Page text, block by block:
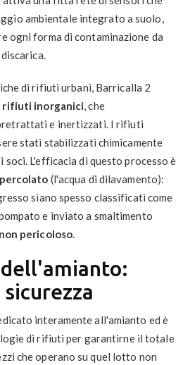
ambientale integrato a suolo,
ogni forma di contaminazione da
di rifiuti urbani, Barricalla 2
rifiuti inorganici, che
e inertizzati. I rifiuti
stati stabilizzati chimicamente
L'efficacia di questo processo è
percolato (l'acqua di dilavamento):
siano spesso classificati come
e inviato a smaltimento
non pericoloso.
interamente all'amianto ed è
di rifiuti per garantirne il totale
che operano su quel lotto non